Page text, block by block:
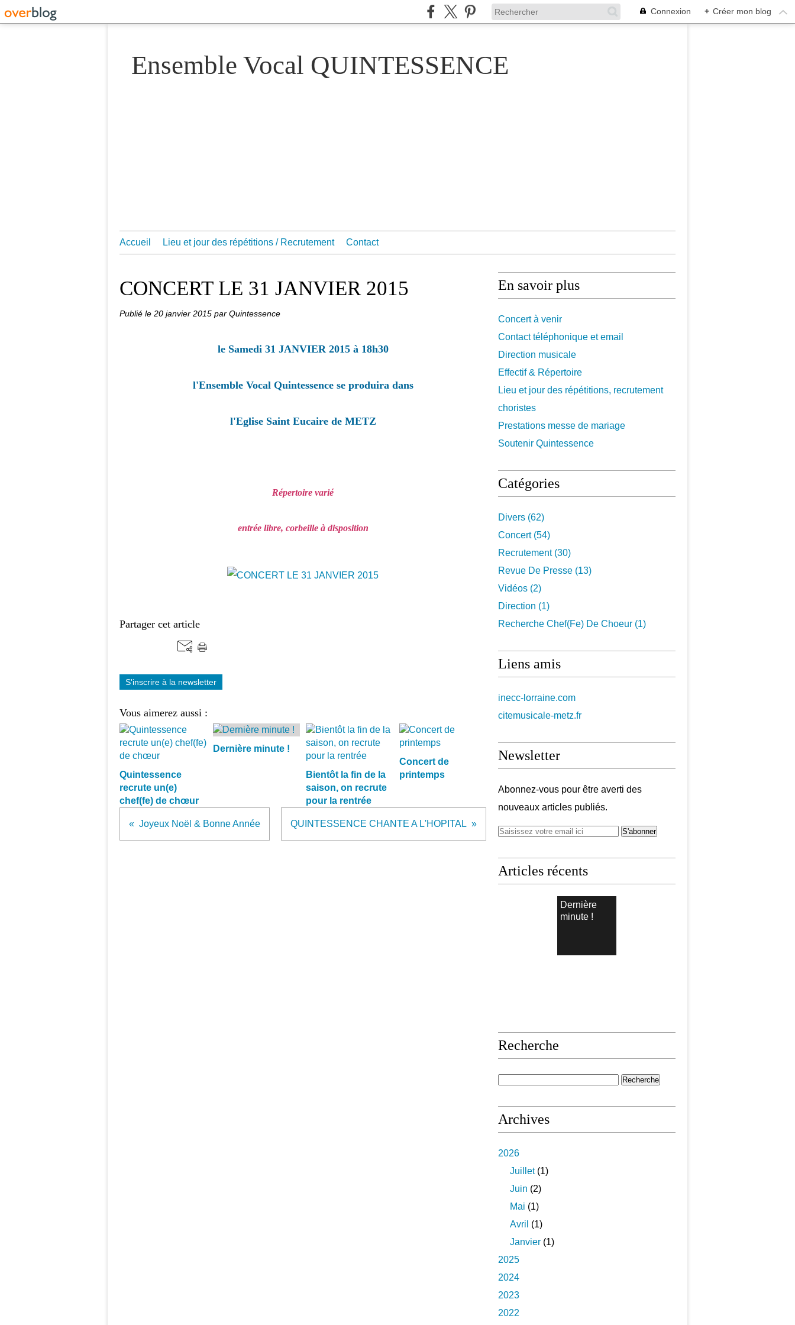
Connexion + Créer mon blog
Ensemble Vocal QUINTESSENCE
Accueil Lieu et jour des répétitions / Recrutement Contact
CONCERT LE 31 JANVIER 2015
Publié le 20 janvier 2015 par Quintessence
le Samedi 31 JANVIER 2015 à 18h30
l'Ensemble Vocal Quintessence se produira dans
l'Eglise Saint Eucaire de METZ
Répertoire varié
entrée libre, corbeille à disposition
Partager cet article
S'inscrire à la newsletter
Vous aimerez aussi :
Quintessence
recrute un(e)
chef(fe) de chœur
Dernière minute !
Bientôt la fin de la
saison, on recrute
pour la rentrée
Concert de
printemps
Joyeux Noël & Bonne Année QUINTESSENCE CHANTE A L'HOPITAL
En savoir plus
Concert à venir
Contact téléphonique et email
Direction musicale
Effectif & Répertoire
Lieu et jour des répétitions, recrutement
choristes
Prestations messe de mariage
Soutenir Quintessence
Catégories
Divers (62)
Concert(54)
Recrutement(30)
Revue De Presse (13)
Vidéos (2)
Direction (1)
Recherche Chef(fe) De Choeur (1)
Liens amis
inecc-lorraine.com
citemusicale-metz.fr
Newsletter
Abonnez-vous pour être averti des
nouveaux articles publiés.
Articles récents
Dernière
minute !
Recherche
Archives
2026
Juillet(1)
Juin (2)
Mai (1)
Avril (1)
Janvier (1)
2025
2024
2023
2022